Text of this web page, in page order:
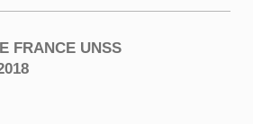
FRANCE UNSS